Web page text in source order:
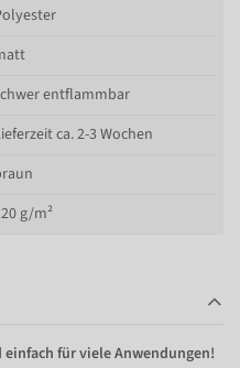
entflammbar
ca. 2-3 Wochen
g/m²
für viele Anwendungen!